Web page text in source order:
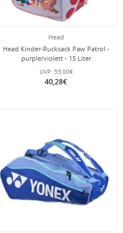
Head
Head Kinder-Rucksack Paw Patrol -
purple/violett - 15 Liter
UVP: 55,00€
40,28€